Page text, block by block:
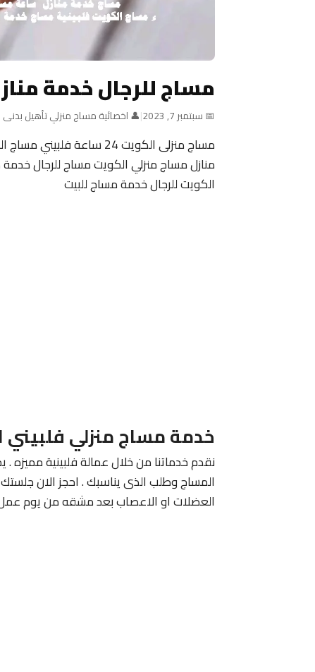
مساج للرجال خدمة
📅 سبتمبر 7, 2023 |👤 اخصائية مساج منزلي تأهيل بدنى
منازل مساج منزلي الكويت مساج للرجال
الكويت للرجال خدمة مساج للبيت
خدمة مساج منزلي فلبيني
نقدم خدماتنا من خلال عمالة فلبينية مميزه .
المساج وطلب الذى يناسبك . احجز الان
العضلات او الاعصاب بعد مشقه من يوم